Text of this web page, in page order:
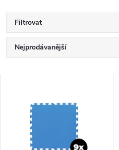
Filtrovat
Ř
a
Nejprodávanější
Abecedně